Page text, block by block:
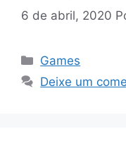
6 de abril, 2020
Categorias
Games
Deixe um